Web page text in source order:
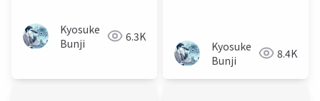
Kyosuke
Bunji
6.3K
Kyosuke
Bunji
8.4K